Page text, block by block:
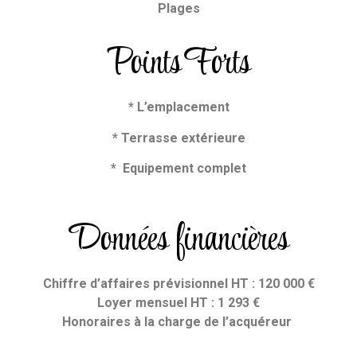
Plages
Points Forts
* L’emplacement
* Terrasse extérieure
* Equipement complet
Données financières
Chiffre d’affaires prévisionnel HT : 120 000 €
Loyer mensuel HT : 1 293 €
Honoraires à la charge de l’acquéreur